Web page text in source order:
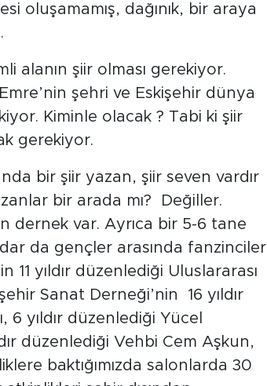
oluşamamış, dağınık, bir araya
alanın şiir olması gerekiyor.
şehri ve Eskişehir dünya
Kiminle olacak ? Tabi ki şiir
gerekiyor.
bir şiir yazan, şiir seven vardır
bir arada mı? Değiller.
dernek var. Ayrıca bir 5-6 tane
da gençler arasında fanzinciler
11 yıldır düzenlediği Uluslararası
Sanat Derneği’nin 16 yıldır
6 yıldır düzenlediği Yücel
düzenlediği Vehbi Cem Aşkun,
baktığımızda salonlarda 30